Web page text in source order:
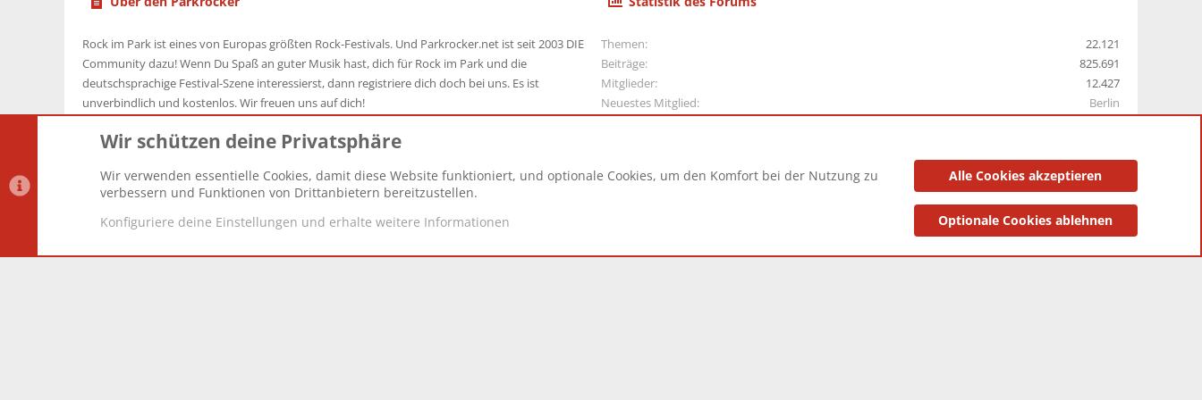
Rock im Park ist eines von Europas größten Rock-Festivals. Und Parkrocker.net ist seit 2003 DIE
Community dazu! Wenn Du Spaß an guter Musik hast, dich für Rock im Park und die
deutschsprachige Festival-Szene interessierst, dann registriere dich doch bei uns. Es ist
unverbindlich und kostenlos. Wir freuen uns auf dich!
Themen
22.121
Beiträge
825.691
Mitglieder
12.427
Neuestes Mitglied
Berlin
Datenschutz-Einstellungen PR Light Deutsch [Du] Datenschutzerklärung Impressum
Wir schützen deine Privatsphäre
Wir verwenden essentielle Cookies, damit diese Website funktioniert, und optionale Cookies, um den Komfort bei der Nutzung zu
verbessern und Funktionen von Drittanbietern bereitzustellen.
Konfiguriere deine Einstellungen und erhalte weitere Informationen
Alle Cookies akzeptieren
Optionale Cookies ablehnen